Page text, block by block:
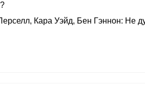
Кара Уэйд, Бен Гэннон: Не